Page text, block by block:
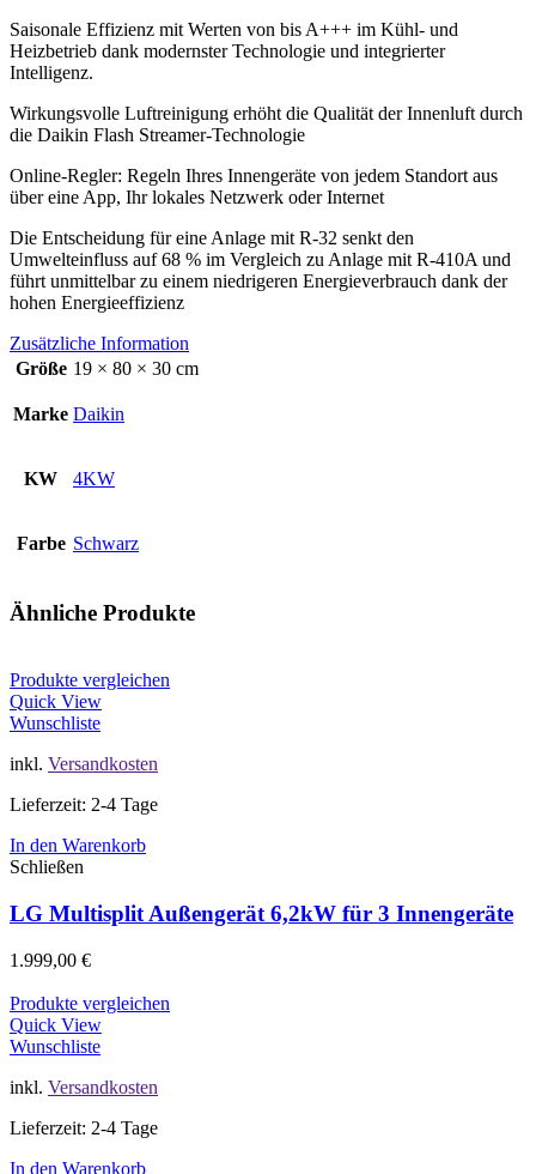
Saisonale Effizienz mit Werten von bis A+++ im Kühl- und
Heizbetrieb dank modernster Technologie und integrierter
Intelligenz.
Wirkungsvolle Luftreinigung erhöht die Qualität der Innenluft durch
die Daikin Flash Streamer-Technologie
Online-Regler: Regeln Ihres Innengeräte von jedem Standort aus
über eine App, Ihr lokales Netzwerk oder Internet
Die Entscheidung für eine Anlage mit R-32 senkt den
Umwelteinfluss auf 68 % im Vergleich zu Anlage mit R-410A und
führt unmittelbar zu einem niedrigeren Energieverbrauch dank der
hohen Energieeffizienz
Zusätzliche Information
Größe 19 × 80 × 30 cm
Marke Daikin
KW 4KW
Farbe Schwarz
Ähnliche Produkte
Produkte vergleichen
Quick View
Wunschliste
inkl. Versandkosten
Lieferzeit: 2-4 Tage
In den Warenkorb
Schließen
LG Multisplit Außengerät 6,2kW für 3 Innengeräte
1.999,00 €
Produkte vergleichen
Quick View
Wunschliste
inkl. Versandkosten
Lieferzeit: 2-4 Tage
In den Warenkorb